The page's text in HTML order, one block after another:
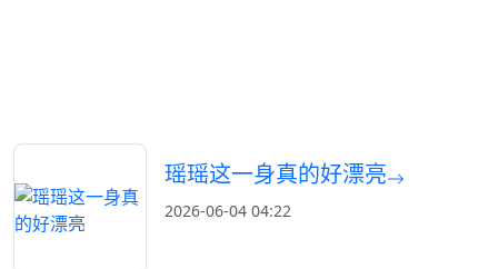
瑶瑶这一身真的好漂亮
2026-06-04 04:22